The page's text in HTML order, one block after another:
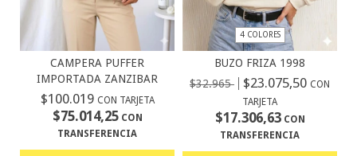
CAMPERA PUFFER
IMPORTADA ZANZIBAR
$100.019 CON TARJETA
$75.014,25CON
TRANSFERENCIA
4 COLORES
BUZO FRIZA 1998
$32.965
$23.075,50 CON
TARJETA
$17.306,63CON
TRANSFERENCIA